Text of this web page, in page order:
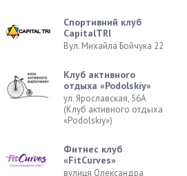
Спортивний клуб
CapitalTRI
Вул. Михайла Бойчука 22
Клуб активного
отдыха «Podolskiy»
ул. Ярославская, 56А
(Клуб активного отдыха
«Podolskiy»)
Фитнес клуб
«FitCurves»
вулиця Олександра